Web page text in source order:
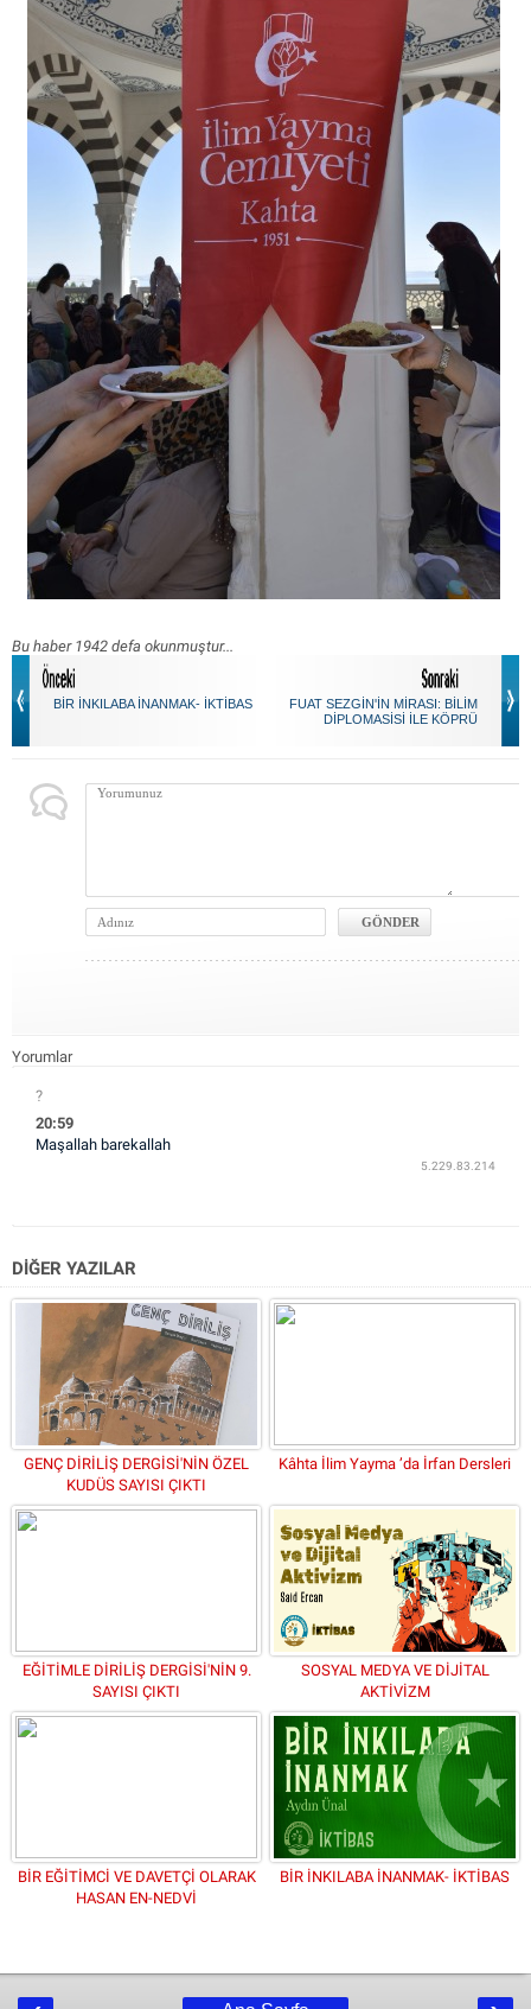
Bu haber 1942 defa okunmuştur...
BİR İNKILABA İNANMAK- İKTİBAS
FUAT SEZGİN'İN MİRASI: BİLİM
DİPLOMASİSİ İLE KÖPRÜ
Yorumlar
?
20:59
Maşallah barekallah
5.229.83.214
DİĞER YAZILAR
GENÇ DİRİLİŞ DERGİSİ'NİN ÖZEL
KUDÜS SAYISI ÇIKTI
Kâhta İlim Yayma ’da İrfan Dersleri
EĞİTİMLE DİRİLİŞ DERGİSİ'NİN 9.
SAYISI ÇIKTI
SOSYAL MEDYA VE DİJİTAL
AKTİVİZM
BİR EĞİTİMCİ VE DAVETÇİ OLARAK
HASAN EN-NEDVİ
BİR İNKILABA İNANMAK- İKTİBAS